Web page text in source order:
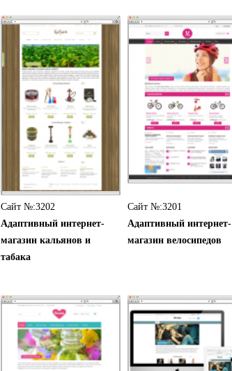
Сайт №:3202
Адаптивный интернет-
магазин кальянов и
табака
Сайт №:3201
Адаптивный интернет-
магазин велосипедов